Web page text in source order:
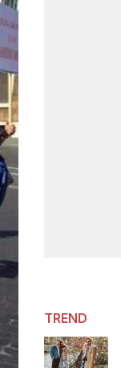
TREND